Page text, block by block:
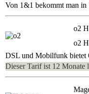
Von 1&1 bekommt man in
o2
o2
DSL und Mobilfunk bietet
Dieser Tarif ist 12 Monate